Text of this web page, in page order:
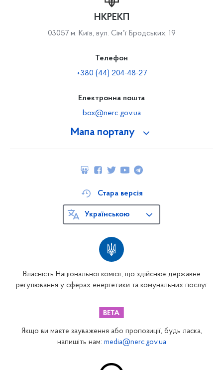
Мапа порталу
НКРЕКП
03057 м. Київ, вул. Сімʼї Бродських, 19
Телефон
+380 (44) 204-48-27
Електронна пошта
box@nerc.gov.ua
Власність Національної комісії, що здійснює державне
регулювання у сферах енергетики та комунальних послуг
Стара версія
Українською
Якщо ви маєте зауваження або пропозиції, будь ласка,
напишіть нам: media@nerc.gov.ua